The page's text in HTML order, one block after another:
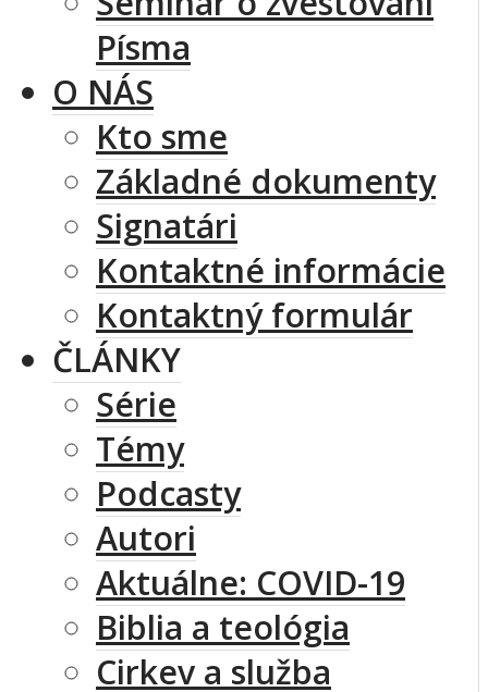
Písma
O NÁS
Kto sme
Základné dokumenty
Signatári
Kontaktné informácie
Kontaktný formulár
ČLÁNKY
Série
Témy
Podcasty
Autori
Aktuálne: COVID-19
Biblia a teológia
Cirkev a služba